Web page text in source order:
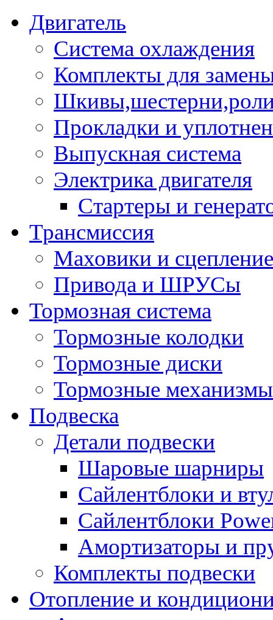
Двигатель
Система охлаждения
Комплекты для
Прокладки и
Выпускная система
Электрика двигателя
Стартеры и
Трансмиссия
Маховики и сцепление
Привода и ШРУСы
Тормозная система
Тормозные колодки
Тормозные диски
Тормозные механизмы
Подвеска
Детали подвески
Шаровые шарниры
Сайлентблоки и
Сайлентблоки
Амортизаторы и
Комплекты подвески
Отопление и